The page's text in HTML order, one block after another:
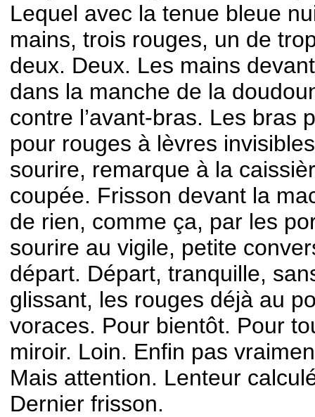
Lequel avec la tenue bleue
mains, trois rouges, un de
deux. Deux. Les mains
dans la manche de la
contre l’avant-bras. Les bras
pour rouges à lèvres
sourire, remarque à la
coupée. Frisson devant la
de rien, comme ça, par les
sourire au vigile, petite
départ. Départ, tranquille,
glissant, les rouges déjà au
voraces. Pour bientôt. Pour
miroir. Loin. Enfin pas
Mais attention. Lenteur
Dernier frisson.